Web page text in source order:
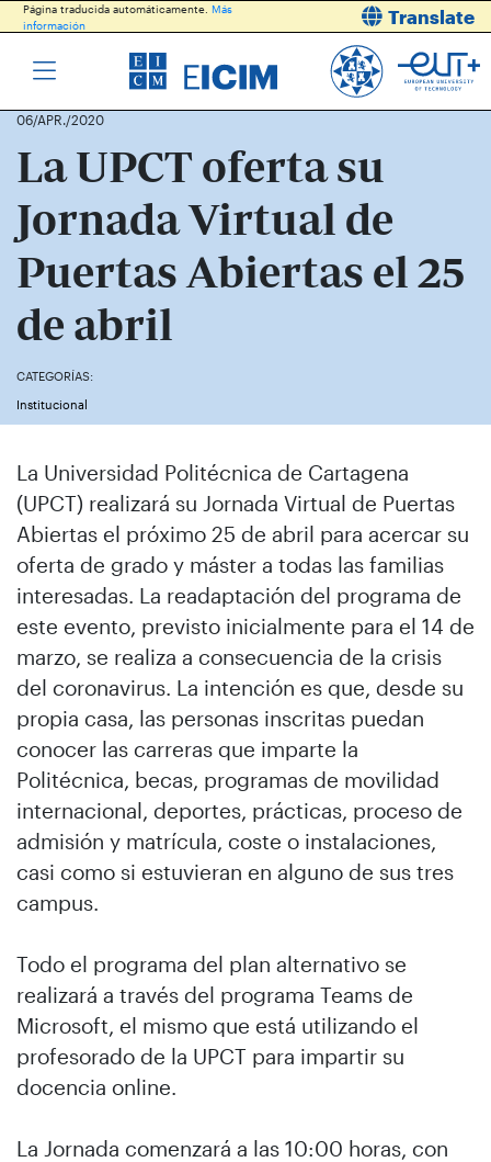
Página traducida automáticamente. Más
información
Translate
06/APR./2020
La UPCT oferta su
Jornada Virtual de
Puertas Abiertas el 25
de abril
CATEGORÍAS:
Institucional
La Universidad Politécnica de Cartagena
(UPCT) realizará su Jornada Virtual de Puertas
Abiertas el próximo 25 de abril para acercar su
oferta de grado y máster a todas las familias
interesadas. La readaptación del programa de
este evento, previsto inicialmente para el 14 de
marzo, se realiza a consecuencia de la crisis
del coronavirus. La intención es que, desde su
propia casa, las personas inscritas puedan
conocer las carreras que imparte la
Politécnica, becas, programas de movilidad
internacional, deportes, prácticas, proceso de
admisión y matrícula, coste o instalaciones,
casi como si estuvieran en alguno de sus tres
campus.
Todo el programa del plan alternativo se
realizará a través del programa Teams de
Microsoft, el mismo que está utilizando el
profesorado de la UPCT para impartir su
docencia online.
La Jornada comenzará a las 10:00 horas, con